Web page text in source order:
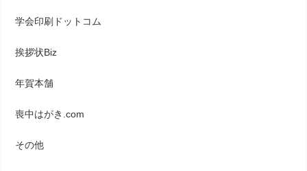
学会印刷ドットコム
挨拶状Biz
年賀本舗
喪中はがき.com
その他